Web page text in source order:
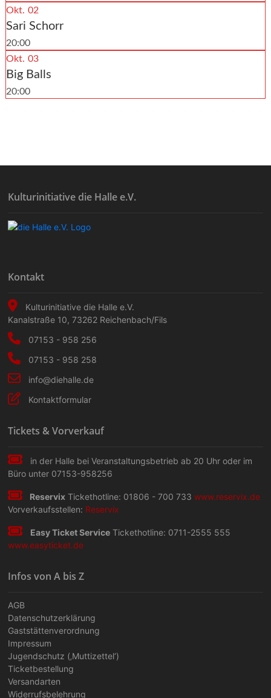
Okt. 02
Sari Schorr
20:00
Okt. 03
Big Balls
20:00
Kulturinitiative die Halle e.V.
Kontakt
Kulturinitiative die Halle e.V.
Kanalstraße 10,73262 Reichenbach/Fils
07153 - 958 256
07153 - 958 258
info@diehalle.de
Kontaktformular
Tickets & Vorverkauf
in der Halle bei Veranstaltungs­betrieb ab 20 Uhr oder im
Büro unter 07153-958256
ReservixTickethotline: 01806 - 700 733 www.reservix.de
Vorverkaufsstellen: Reservix
Easy Ticket ServiceTickethotline: 0711-2555 555
www.easyticket.de
Infos von A bis Z
AGB
Datenschutzerklärung
Gaststättenverordnung
Impressum
Jugendschutz (‚Muttizettel‘)
Ticketbestellung
Versandarten
Widerrufsbelehrung